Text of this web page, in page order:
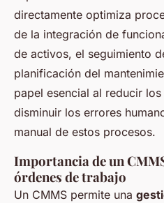
directamente optimiza
de la integración de
de activos, el seguimiento
planificación del
papel esencial al reducir
disminuir los errores
manual de estos procesos.
Importancia de un
órdenes de trabajo
Un CMMS permite una